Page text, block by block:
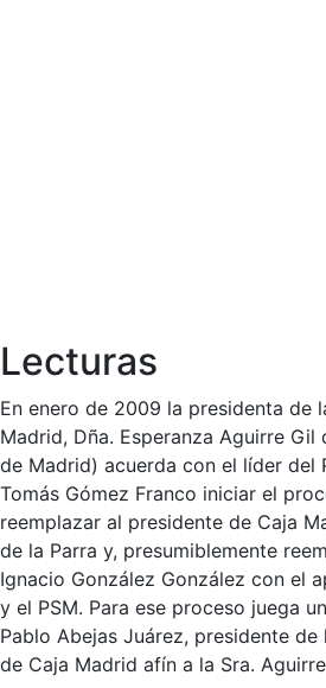
Lecturas
En enero de 2009 la presidenta de
Madrid, Dña. Esperanza Aguirre Gil
de Madrid) acuerda con el líder del
Tomás Gómez Franco iniciar el
reemplazar al presidente de Caja
de la Parra y, presumiblemente
Ignacio González González con el
y el PSM. Para ese proceso juega
Pablo Abejas Juárez, presidente
de Caja Madrid afín a la Sra.